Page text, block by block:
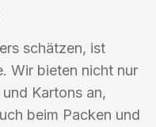
schätzen, ist
Wir bieten nicht nur
Kartons an,
beim Packen und